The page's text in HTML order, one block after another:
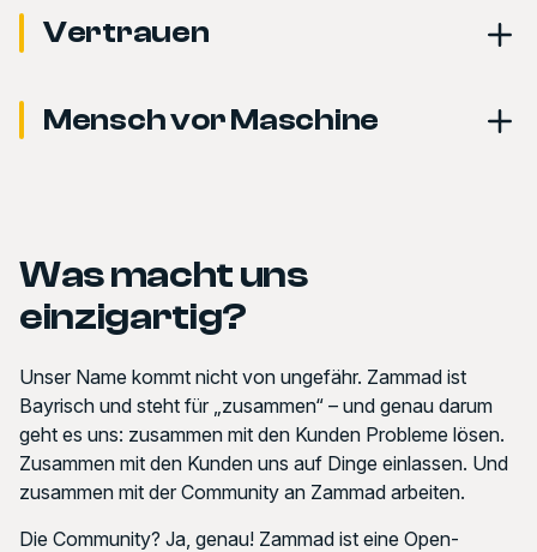
Vertrauen
Mensch vor Maschine
Was macht uns
einzigartig?
Unser Name kommt nicht von ungefähr. Zammad ist
Bayrisch und steht für „zusammen“ – und genau darum
geht es uns: zusammen mit den Kunden Probleme lösen.
Zusammen mit den Kunden uns auf Dinge einlassen. Und
zusammen mit der Community an Zammad arbeiten.
Die Community? Ja, genau! Zammad ist eine Open-